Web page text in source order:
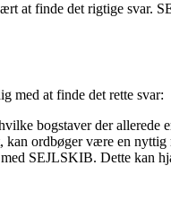
at finde det rigtige svar.
med at finde det rette svar:
bogstaver der
ordbøger være en
SEJLSKIB. Dette kan